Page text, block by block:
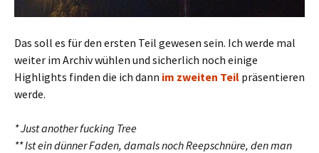
Das soll es für den ersten Teil gewesen sein. Ich werde mal
weiter im Archiv wühlen und sicherlich noch einige
Highlights finden die ich dann im zweiten Teil präsentieren
werde.
* Just another fucking Tree
** Ist ein dünner Faden, damals noch Reepschnüre, den man